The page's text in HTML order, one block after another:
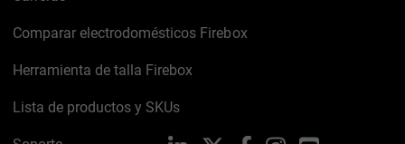
Comparar electrodomésticos Firebox
Herramienta de talla Firebox
Lista de productos y SKUs